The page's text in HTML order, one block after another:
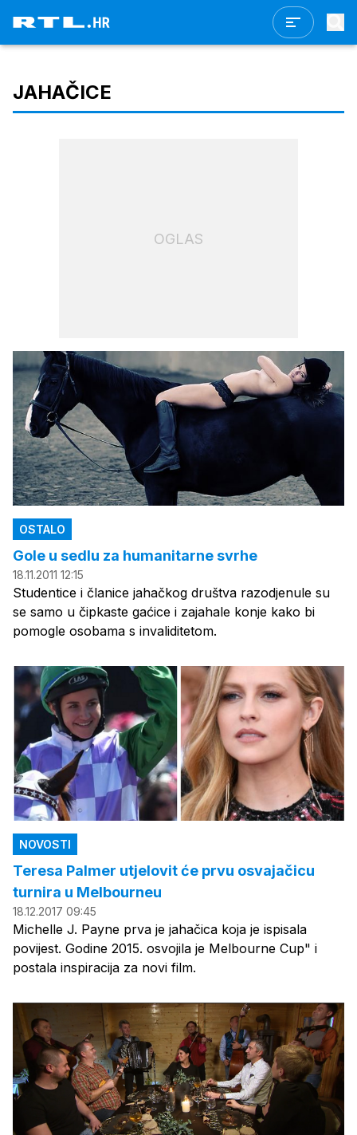
JAHAČICE
OGLAS
OSTALO
Gole u sedlu za humanitarne svrhe
18.11.2011 12:15
Studentice i članice jahačkog društva razodjenule su
se samo u čipkaste gaćice i zajahale konje kako bi
pomogle osobama s invaliditetom.
NOVOSTI
Teresa Palmer utjelovit će prvu osvajačicu
turnira u Melbourneu
18.12.2017 09:45
Michelle J. Payne prva je jahačica koja je ispisala
povijest. Godine 2015. osvojila je Melbourne Cup" i
postala inspiracija za novi film.